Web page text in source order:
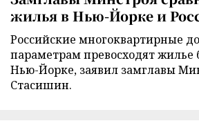
жилья в Нью-Йорке и
Российские многоквартирные
параметрам превосходят жилье
Нью-Йорке, заявил замглавы
Стасишин.